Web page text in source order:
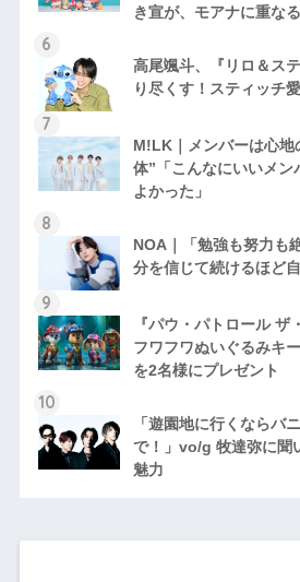
き宣が、モアナに重なる
高尾颯斗、『リロ＆ス
り尽くす！スティッチ
M!LK｜メンバーは心地
体”「こんなにいいメン
よかった」
NOA｜「勉強も努力も
分を信じて続けるほど
『パウ・パトロール ザ
フワフワぬいぐるみキ
を2名様にプレゼント
「遊園地に行くならバ
で！」vo/g 牧達弥に
魅力